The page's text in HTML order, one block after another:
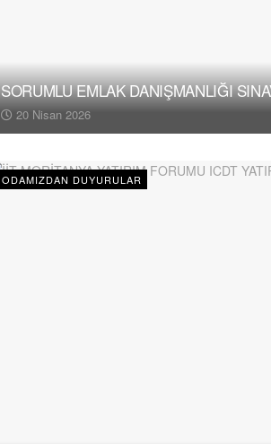
SORUMLU EMLAK DANIŞMANLIĞI
20 Nisan 2026
ODAMIZDAN DUYURULAR